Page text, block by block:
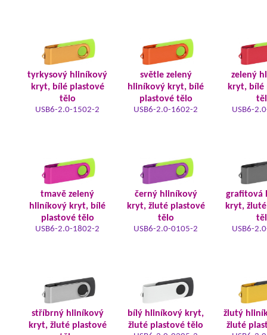
tyrkysový hliníkový
kryt, bílé plastové
tělo
USB6-2.0-1502-2
světle zelený
hliníkový kryt, bílé
plastové tělo
USB6-2.0-1602-2
zelený
kryt, bílé
USB6-
tmavě zelený
hliníkový kryt, bílé
plastové tělo
USB6-2.0-1802-2
černý hliníkový
kryt, žluté plastové
tělo
USB6-2.0-0105-2
grafitová
kryt,
USB6-
stříbrný hliníkový
kryt, žluté plastové
bílý hliníkový kryt,
žluté plastové tělo
žlutý
žluté